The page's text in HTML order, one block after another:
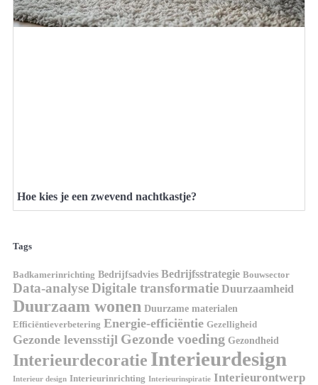
Hoe kies je een zwevend nachtkastje?
Tags
Badkamerinrichting Bedrijfsadvies Bedrijfsstrategie Bouwsector
Data-analyseDigitale transformatie Duurzaamheid
Duurzaam wonen Duurzame materialen
Efficiëntieverbetering Energie-efficiëntie Gezelligheid
Gezonde levensstijl Gezonde voeding Gezondheid
Interieurdecoratie Interieurdesign
Interieur design Interieurinrichting Interieurinspiratie Interieurontwerp